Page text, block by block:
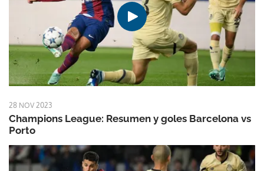
28 NOV 2023
Champions League: Resumen y goles Barcelona vs
Porto